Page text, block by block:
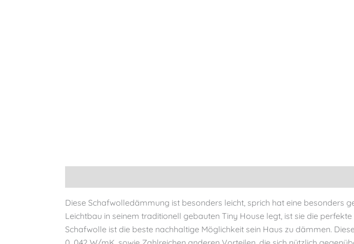
Diese Schafwolledämmung ist besonders leicht, sprich hat eine besonders
Leichtbau in seinem traditionell gebauten Tiny House legt, ist sie die
Schafwolle ist die beste nachhaltige Möglichkeit sein Haus zu dämmen.